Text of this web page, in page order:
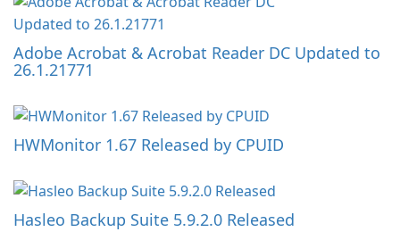
Adobe Acrobat & Acrobat Reader DC Updated to
26.1.21771
HWMonitor 1.67 Released by CPUID
Hasleo Backup Suite 5.9.2.0 Released